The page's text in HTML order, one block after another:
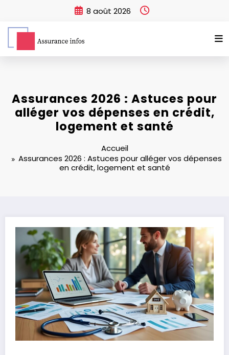
8 août 2026
Assurances 2026 : Astuces pour
alléger vos dépenses en crédit,
logement et santé
Accueil
Assurances 2026 : Astuces pour alléger vos dépenses
en crédit, logement et santé